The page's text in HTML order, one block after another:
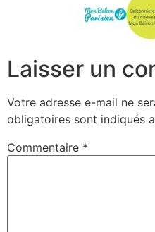
Laisser un
Votre adresse e-mail ne
obligatoires sont indiqués
Commentaire *